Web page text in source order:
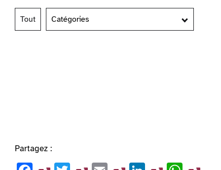
Tout Catégories
Partagez :